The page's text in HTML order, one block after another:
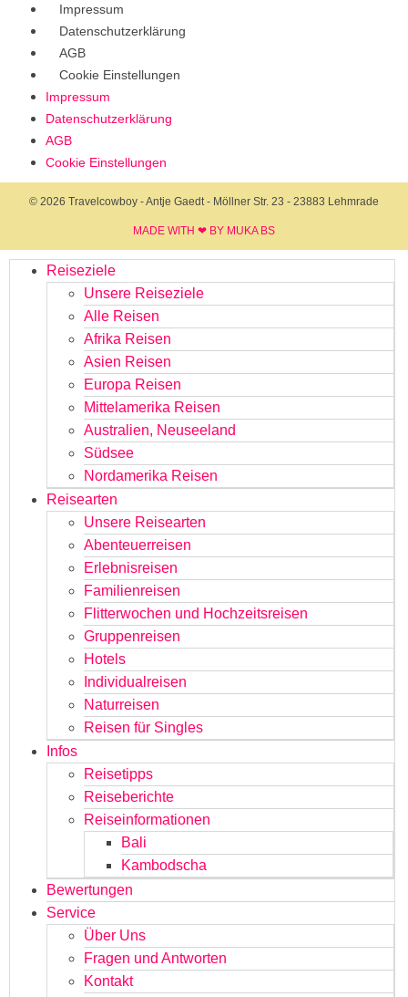
Impressum
Datenschutzerklärung
AGB
Cookie Einstellungen
Impressum
Datenschutzerklärung
AGB
Cookie Einstellungen
© 2026 Travelcowboy - Antje Gaedt - Möllner Str. 23 - 23883 Lehmrade
MADE WITH ❤ BY MUKA BS​
Reiseziele
Unsere Reiseziele
Alle Reisen
Afrika Reisen
Asien Reisen
Europa Reisen
Mittelamerika Reisen
Australien, Neuseeland
Südsee
Nordamerika Reisen
Reisearten
Unsere Reisearten
Abenteuerreisen
Erlebnisreisen
Familienreisen
Flitterwochen und Hochzeitsreisen
Gruppenreisen
Hotels
Individualreisen
Naturreisen
Reisen für Singles
Infos
Reisetipps
Reiseberichte
Reiseinformationen
Bali
Kambodscha
Bewertungen
Service
Über Uns
Fragen und Antworten
Kontakt